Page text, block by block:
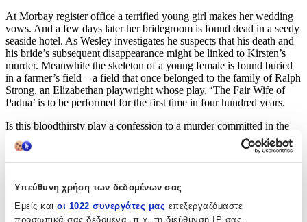
Υπεύθυνη χρήση των δεδομένων σας
Εμείς και οι 1022 συνεργάτες μας επεξεργαζόμαστε
προσωπικά σας δεδομένα, π.χ. τη διεύθυνση IP σας,
At Morbay register office a terrified young girl makes her wedding
vows. And a few days later her bridegroom is found dead in a seedy
seaside hotel. As Wesley investigates he suspects that his death and
his bride’s subsequent disappearance might be linked to Kirsten’s
murder. Meanwhile the skeleton of a young female is found buried
in a farmer’s field – a field that once belonged to the family of Ralph
Strong, an Elizabethan playwright whose play, ‘The Fair Wife of
Padua’ is to be performed for the first time in four hundred years.
Is this bloodthirsty play a confession to a murder committed in the
reign of Queen Elizabeth 1? Or does it tell another story, one that
might cast light on recent mysteries?
Χαρακτηριστικά
Συγγραφέας: